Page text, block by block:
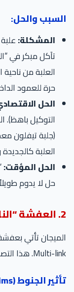
السبب والحل:
المشكلة:
حرة للعمود
الحل
التوكيل
(جلبة تيفلون
العلبة
الحل المؤقت:
حل لا يدوم
2. العفشة “الناشفة” والجنوط الكبيرة
الميجان تأتي
Multi-link. هذا التصميم اعتمادي لكنه أقل راحة.
تأثير الجنوط (Rims):